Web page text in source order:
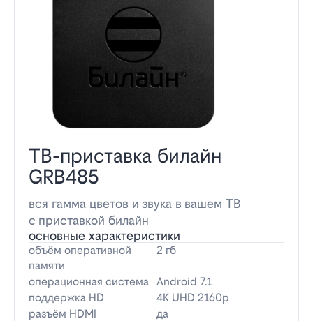
ТВ-приставка билайн
GRB485
вся гамма цветов и звука в вашем ТВ
с приставкой билайн
основные характеристики
объём оперативной
памяти
2 гб
операционная система Android 7.1
поддержка HD
4K UHD 2160p
разъём HDMI
да